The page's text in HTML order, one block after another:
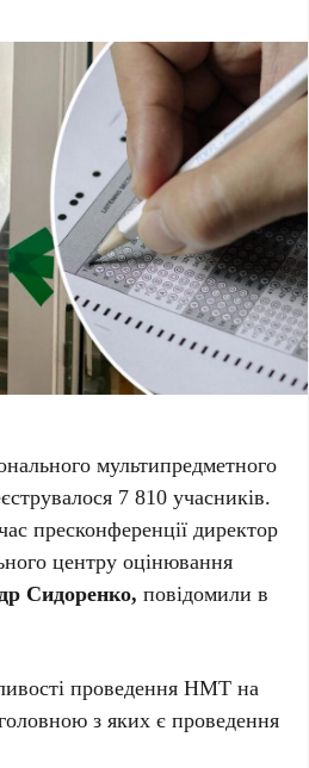
мультипредметного
7 810 учасників.
пресконференції директор
центру оцінювання
Сидоренко, повідомили в
проведення НМТ на
з яких є проведення